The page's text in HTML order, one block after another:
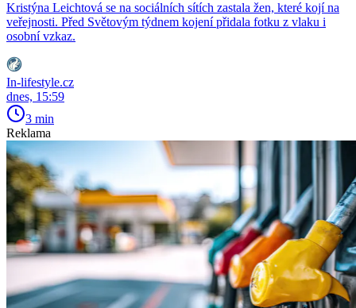
Kristýna Leichtová se na sociálních sítích zastala žen, které kojí na
veřejnosti. Před Světovým týdnem kojení přidala fotku z vlaku i
osobní vzkaz.
In-lifestyle.cz
dnes, 15:59
3 min
Reklama